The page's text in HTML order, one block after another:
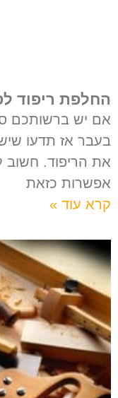
החלפת ריפוד
אם יש ברשותכם
בעבר אז תדעו
את הריפוד. חשוב
אפשרות כזאת
קרא עוד »